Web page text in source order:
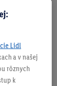
Lidl
a v našej
rôznych
k